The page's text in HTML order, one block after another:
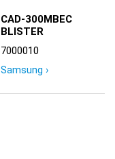
CAD-300MBEC
BLISTER
7000010
Samsung ›